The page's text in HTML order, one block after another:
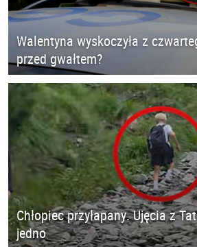
Walentyna wyskoczyła z
przed gwałtem?
Chłopiec przyłapany. Ujęcia z
jedno